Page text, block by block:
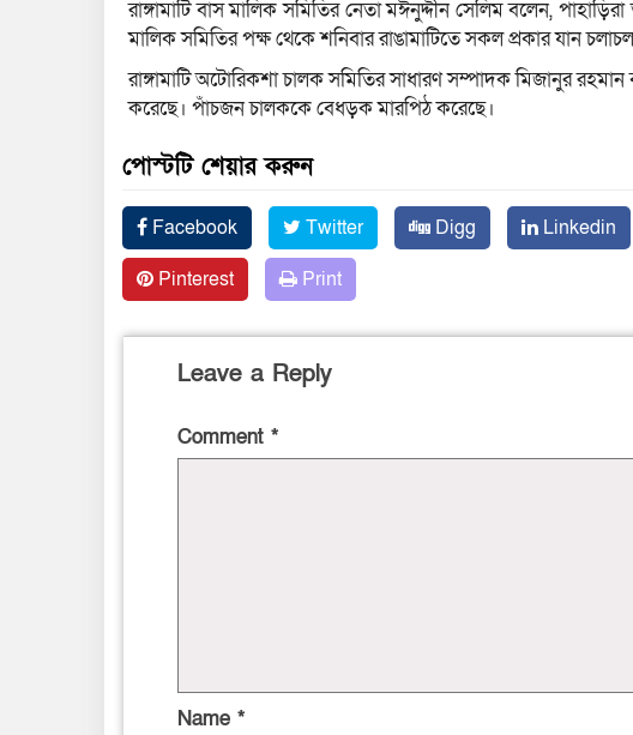
রাঙ্গামাটি বাস মালিক সমিতির নেতা মঈনুদ্দীন সেলিম বলেন,
মালিক সমিতির পক্ষ থেকে শনিবার রাঙামাটিতে সকল প্রকার যান
রাঙ্গামাটি অটোরিকশা চালক সমিতির সাধারণ সম্পাদক মিজানুর
করেছে। পাঁচজন চালককে বেধড়ক মারপিঠ করেছে।
পোস্টটি শেয়ার করুন
Facebook Twitter Digg Linkedin
Pinterest
Print
Leave a Reply
Comment *
Name *